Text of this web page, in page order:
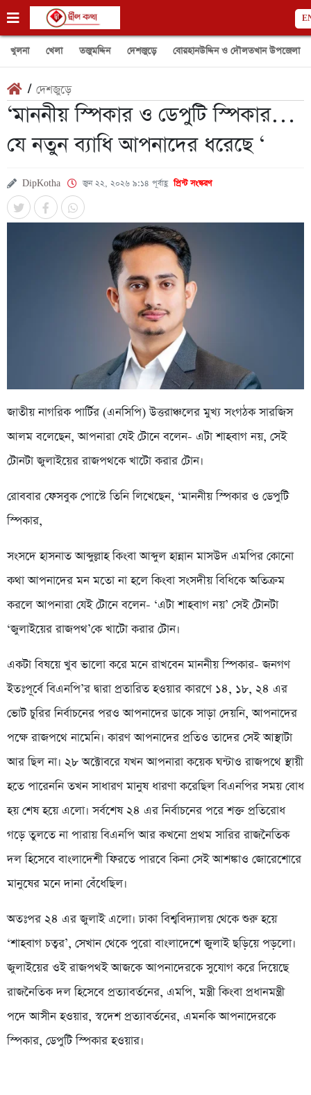
খুলনা খেলা তজুমদ্দিন দেশজুড়ে বোরহানউদ্দিন ও দৌলতখান উপজেলা
/ দেশজুড়ে
‘মাননীয় স্পিকার ও ডেপুটি স্পিকার…
যে নতুন ব্যাধি আপনাদের ধরেছে ‘
DipKotha জুন ২২, ২০২৬ ৯:১৪ পূর্বাহ্ণপ্রিন্ট সংস্করণ
জাতীয় নাগরিক পার্টির (এনসিপি) উত্তরাঞ্চলের মুখ্য সংগঠক সারজিস
আলম বলেছেন, আপনারা যেই টোনে বলেন- এটা শাহবাগ নয়, সেই
টোনটা জুলাইয়ের রাজপথকে খাটো করার টোন।
রোববার ফেসবুক পোস্টে তিনি লিখেছেন, ‘মাননীয় স্পিকার ও ডেপুটি
স্পিকার,
সংসদে হাসনাত আব্দুল্লাহ কিংবা আব্দুল হান্নান মাসউদ এমপির কোনো
কথা আপনাদের মন মতো না হলে কিংবা সংসদীয় বিধিকে অতিক্রম
করলে আপনারা যেই টোনে বলেন- ‘এটা শাহবাগ নয়’ সেই টোনটা
‘জুলাইয়ের রাজপথ’কে খাটো করার টোন।
একটা বিষয়ে খুব ভালো করে মনে রাখবেন মাননীয় স্পিকার- জনগণ
ইতঃপূর্বে বিএনপি’র দ্বারা প্রতারিত হওয়ার কারণে ১৪, ১৮, ২৪ এর
ভোট চুরির নির্বাচনের পরও আপনাদের ডাকে সাড়া দেয়নি, আপনাদের
পক্ষে রাজপথে নামেনি। কারণ আপনাদের প্রতিও তাদের সেই আস্থাটা
আর ছিল না। ২৮ অক্টোবরে যখন আপনারা কয়েক ঘন্টাও রাজপথে স্থায়ী
হতে পারেননি তখন সাধারণ মানুষ ধারণা করেছিল বিএনপির সময় বোধ
হয় শেষ হয়ে এলো। সর্বশেষ ২৪ এর নির্বাচনের পরে শক্ত প্রতিরোধ
গড়ে তুলতে না পারায় বিএনপি আর কখনো প্রথম সারির রাজনৈতিক
দল হিসেবে বাংলাদেশী ফিরতে পারবে কিনা সেই আশঙ্কাও জোরেশোরে
মানুষের মনে দানা বেঁধেছিল।
অতঃপর ২৪ এর জুলাই এলো। ঢাকা বিশ্ববিদ্যালয় থেকে শুরু হয়ে
‘শাহবাগ চত্বর’, সেখান থেকে পুরো বাংলাদেশে জুলাই ছড়িয়ে পড়লো।
জুলাইয়ের ওই রাজপথই আজকে আপনাদেরকে সুযোগ করে দিয়েছে
রাজনৈতিক দল হিসেবে প্রত্যাবর্তনের, এমপি, মন্ত্রী কিংবা প্রধানমন্ত্রী
পদে আসীন হওয়ার, স্বদেশ প্রত্যাবর্তনের, এমনকি আপনাদেরকে
স্পিকার, ডেপুটি স্পিকার হওয়ার।